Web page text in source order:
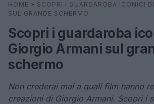
Cerca
HOME » SCOPRI I GUARDAROBA ICONICI
SUL GRANDE SCHERMO
Scopri i guardaroba
Giorgio Armani sul
schermo
Non crederai mai a quali film hanno
creazioni di Giorgio Armani. Scopri i